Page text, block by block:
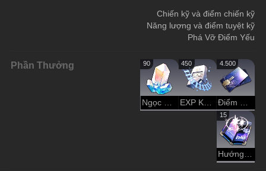
Chiến kỹ và điểm chiến kỹ
Năng lượng và điểm tuyệt kỹ
Phá Vỡ Điểm Yếu
Phần Thưởng 90 450 4.500
15
Hướng Dẫn Dạo Chơi